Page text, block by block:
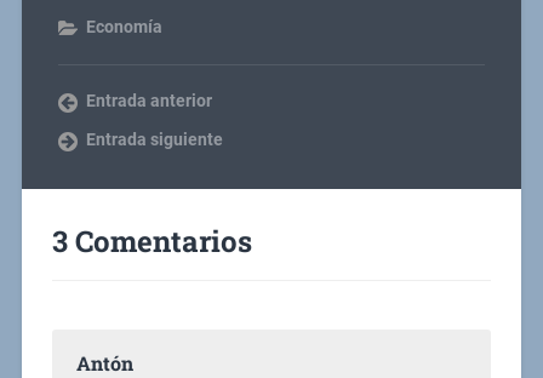
Economía
Entrada anterior
Entrada siguiente
3 Comentarios
Antón